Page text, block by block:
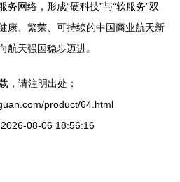
网络，形成“硬科技”与“软服务”双
康、繁荣、可持续的中国商业航天新
航天强国稳步迈进。
，请注明出处：
product/64.html
08-06 18:56:16